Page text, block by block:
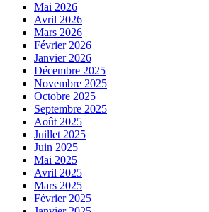
Mai 2026
Avril 2026
Mars 2026
Février 2026
Janvier 2026
Décembre 2025
Novembre 2025
Octobre 2025
Septembre 2025
Août 2025
Juillet 2025
Juin 2025
Mai 2025
Avril 2025
Mars 2025
Février 2025